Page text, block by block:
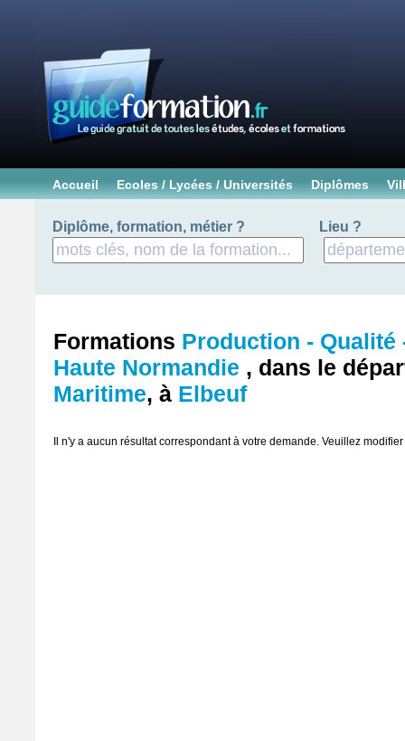
Accueil Ecoles / Lycées / Universités Diplômes
Diplôme, formation, métier ? Lieu ?
Formations Production - Qualité
Haute Normandie , dans le
Maritime, à Elbeuf
Il n'y a aucun résultat correspondant à votre demande. Veuillez